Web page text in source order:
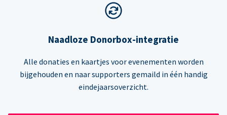
Naadloze Donorbox-integratie
Alle donaties en kaartjes voor evenementen worden
bijgehouden en naar supporters gemaild in één handig
eindejaarsoverzicht.